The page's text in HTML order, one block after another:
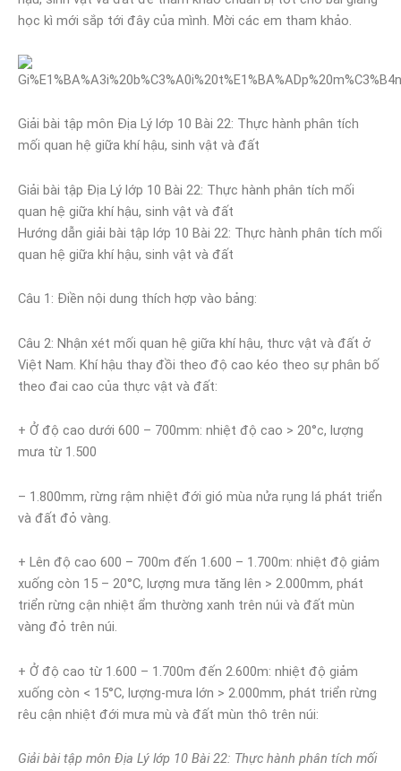
học kì mới sắp tới đây của mình. Mời các em tham khảo.
Giải bài tập môn Địa Lý lớp 10 Bài 22: Thực hành phân tích
mối quan hệ giữa khí hậu, sinh vật và đất
Giải bài tập Địa Lý lớp 10 Bài 22: Thực hành phân tích mối
quan hệ giữa khí hậu, sinh vật và đất
Hướng dẫn giải bài tập lớp 10 Bài 22: Thực hành phân tích mối
quan hệ giữa khí hậu, sinh vật và đất
Câu 1: Điền nội dung thích hợp vào bảng:
Câu 2: Nhận xét mối quan hệ giữa khí hậu, thưc vật và đất ở
Việt Nam. Khí hậu thay đồi theo độ cao kéo theo sự phân bố
theo đai cao của thực vật và đất:
+ Ở độ cao dưới 600 – 700mm: nhiệt độ cao > 20°c, lượng
mưa từ 1.500
– 1.800mm, rừng rậm nhiệt đới gió mùa nửa rụng lá phát triển
và đất đỏ vàng.
+ Lên độ cao 600 – 700m đến 1.600 – 1.700m: nhiệt độ giảm
xuống còn 15 – 20°C, lượng mưa tăng lên > 2.000mm, phát
triển rừng cận nhiệt ẩm thường xanh trên núi và đất mùn
vàng đỏ trên núi.
+ Ở độ cao từ 1.600 – 1.700m đến 2.600m: nhiệt độ giảm
xuống còn < 15°C, lượng-mưa lớn > 2.000mm, phát triển rừng
rêu cận nhiệt đới mưa mù và đất mùn thô trên núi:
Giải bài tập môn Địa Lý lớp 10 Bài 22: Thực hành phân tích mối